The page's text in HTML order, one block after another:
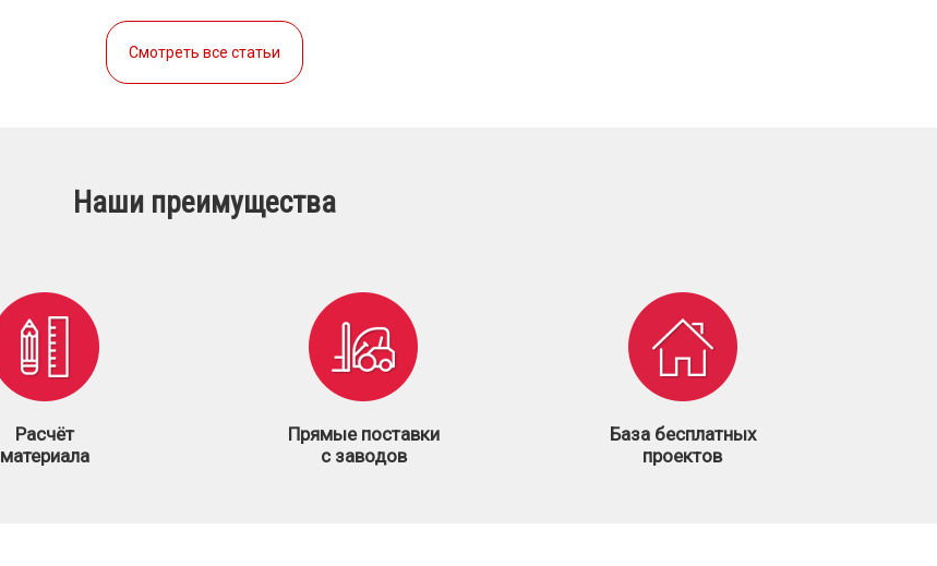
Смотреть все статьи
Наши преимущества
Расчёт
материала
Прямые поставки
с заводов
База бесплатных
проектов